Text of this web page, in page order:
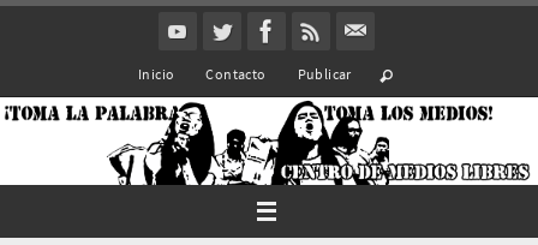
Inicio Contacto Publicar